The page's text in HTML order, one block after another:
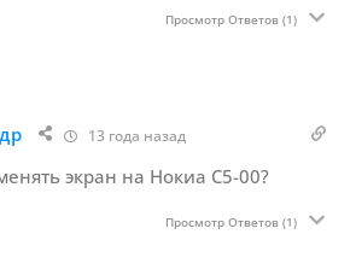
Просмотр Ответов(1)
13 года назад
экран на Нокиа С5-00?
Просмотр Ответов(1)